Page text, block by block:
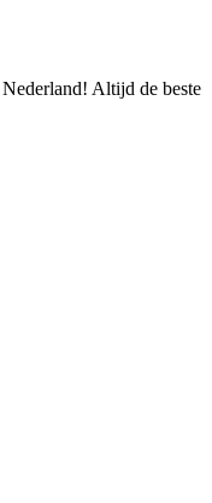
Altijd de beste